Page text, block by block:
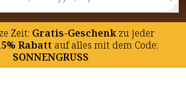
Zeit: Gratis-Geschenkzu jeder
Rabatt auf alles mit dem Code:
SONNENGRUSS